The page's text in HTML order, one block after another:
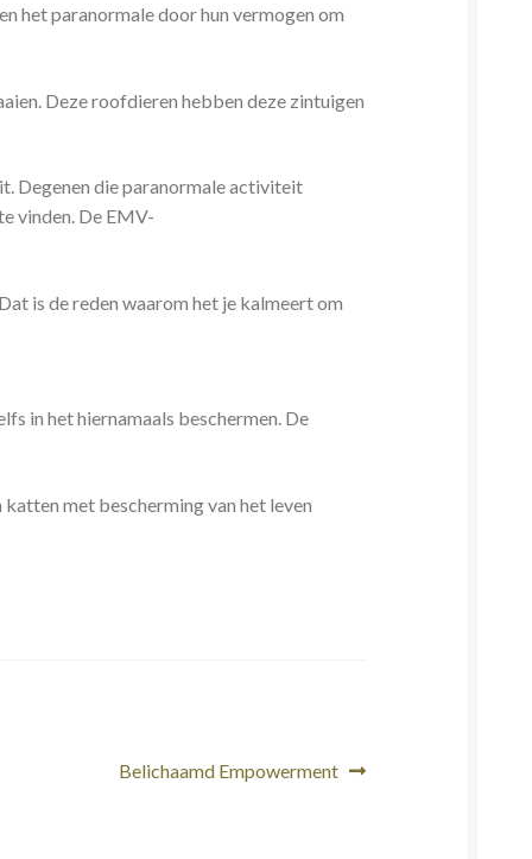
het paranormale door hun vermogen om
Deze roofdieren hebben deze zintuigen
Degenen die paranormale activiteit
vinden. De EMV-
is de reden waarom het je kalmeert om
in het hiernamaals beschermen. De
met bescherming van het leven
Volgend
Belichaamd Empowerment